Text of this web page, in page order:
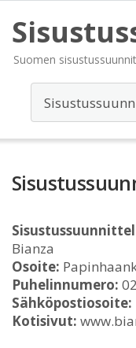
Suomen
Bianza
Osoite:
Puhelinnumero:
Sähköpostiosoite:
Kotisivut: